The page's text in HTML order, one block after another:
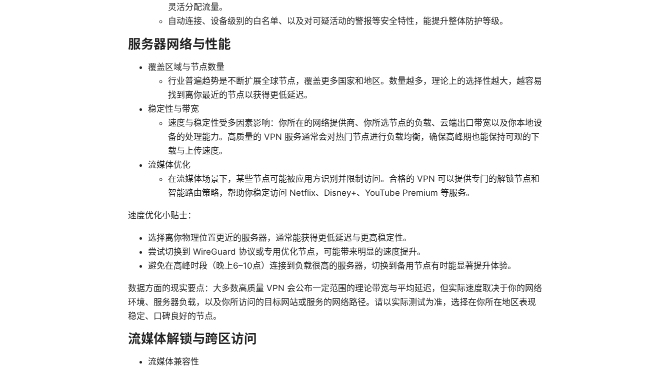
灵活分配流量。
自动连接、设备级别的白名单、以及对可疑活动的警报等安全特性，能提升整体防护等级。
服务器网络与性能
覆盖区域与节点数量
行业普遍趋势是不断扩展全球节点，覆盖更多国家和地区。数量越多，理论上的选择性越大，越容易
找到离你最近的节点以获得更低延迟。
稳定性与带宽
速度与稳定性受多因素影响：你所在的网络提供商、你所选节点的负载、云端出口带宽以及你本地设
备的处理能力。高质量的 VPN 服务通常会对热门节点进行负载均衡，确保高峰期也能保持可观的下
载与上传速度。
流媒体优化
在流媒体场景下，某些节点可能被应用方识别并限制访问。合格的 VPN 可以提供专门的解锁节点和
智能路由策略，帮助你稳定访问 Netflix、Disney+、YouTube Premium 等服务。
速度优化小贴士：
选择离你物理位置更近的服务器，通常能获得更低延迟与更高稳定性。
尝试切换到 WireGuard 协议或专用优化节点，可能带来明显的速度提升。
避免在高峰时段（晚上6–10点）连接到负载很高的服务器，切换到备用节点有时能显著提升体验。
数据方面的现实要点：大多数高质量 VPN 会公布一定范围的理论带宽与平均延迟，但实际速度取决于你的网络
环境、服务器负载，以及你所访问的目标网站或服务的网络路径。请以实际测试为准，选择在你所在地区表现
稳定、口碑良好的节点。
流媒体解锁与跨区访问
流媒体兼容性